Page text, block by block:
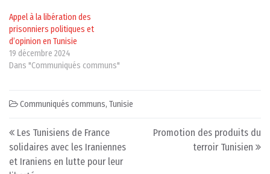
Appel à la libération des
prisonniers politiques et
d’opinion en Tunisie
19 décembre 2024
Dans "Communiqués communs"
Communiqués communs, Tunisie
Post navigation
Les Tunisiens de France
solidaires avec les Iraniennes
et Iraniens en lutte pour leur
Promotion des produits du
terroir Tunisien